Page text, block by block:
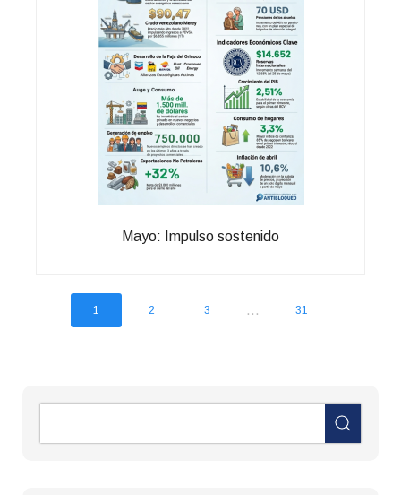
Mayo: Impulso sostenido
1 2 3 ... 31